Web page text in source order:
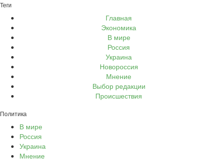
Теги
Главная
Экономика
В мире
Россия
Украина
Новороссия
Мнение
Выбор редакции
Происшествия
Политика
В мире
Россия
Украина
Мнение